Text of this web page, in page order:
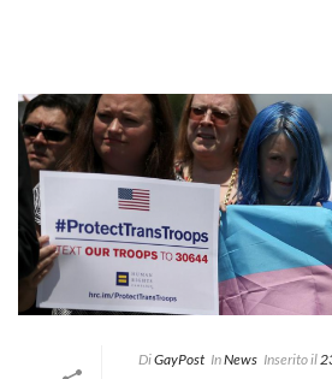
DiGayPost InNews Inserito il